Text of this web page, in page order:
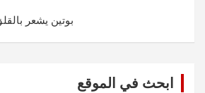
بوتين يشعر
ابحث في الموقع